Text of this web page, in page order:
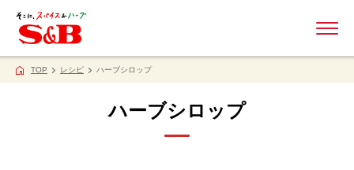
TOP レシピ ハーブシロップ
ハーブシロップ